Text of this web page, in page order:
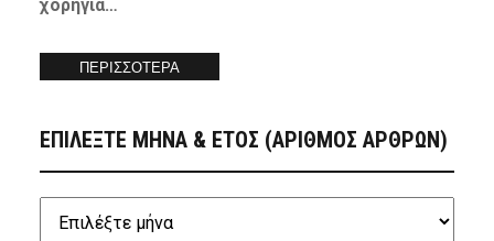
χορηγία…
ΠΕΡΙΣΣΟΤΕΡΑ
ΕΠΙΛΕΞΤΕ ΜΗΝΑ & ΕΤΟΣ (ΑΡΙΘΜΟΣ ΑΡΘΡΩΝ)